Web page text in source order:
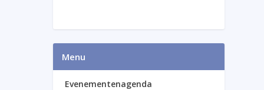
Menu
Evenementenagenda